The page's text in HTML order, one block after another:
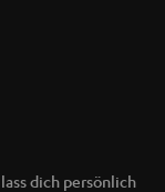
dich persönlich